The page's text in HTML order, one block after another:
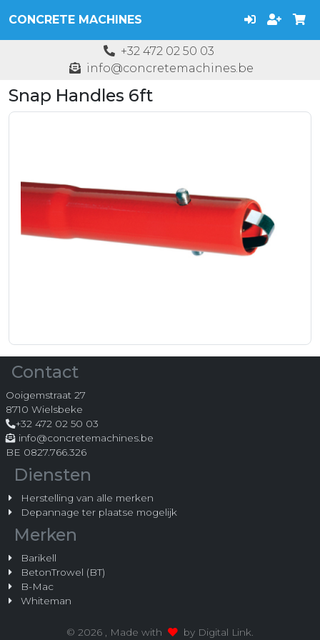
CONCRETE MACHINES
+32 472 02 50 03
info@concretemachines.be
Snap Handles 6ft
Contact
Ooigemstraat 27
8710 Wielsbeke
+32 472 02 50 03
info@concretemachines.be
BE 0827.766.326
Diensten
Herstelling van alle merken
Depannage ter plaatse mogelijk
Merken
Barikell
BetonTrowel (BT)
B-Mac
Whiteman
© 2026 , Made with by Digital Link